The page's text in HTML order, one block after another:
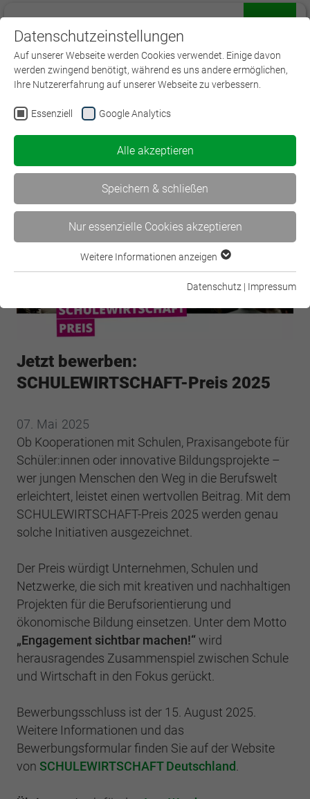
< Wir lernen von- und…
Deutschlands Azubis in besten… >
Jetzt bewerben:
SCHULEWIRTSCHAFT-Preis 2025
07. Mai 2025
Ob Kooperationen mit Schulen, Praxisangebote für
Schüler:innen oder innovative Bildungsprojekte –
wer jungen Menschen den Weg in die Berufswelt
erleichtert, leistet einen wertvollen Beitrag. Mit dem
SCHULEWIRTSCHAFT-Preis 2025 werden genau
solche Initiativen ausgezeichnet.
Der Preis würdigt Unternehmen, Schulen und
Netzwerke, die sich mit kreativen und nachhaltigen
Projekten für die Berufsorientierung und
ökonomische Bildung einsetzen. Unter dem Motto
„Engagement sichtbar machen!“wird
herausragendes Zusammenspiel zwischen Schule
und Wirtschaft in den Fokus gerückt.
Bewerbungsschluss ist der 15. August 2025.
Weitere Informationen und das
Bewerbungsformular finden Sie auf der Website
von SCHULEWIRTSCHAFT Deutschland.
Datenschutzeinstellungen
Auf unserer Webseite werden Cookies verwendet. Einige davon
werden zwingend benötigt, während es uns andere ermöglichen,
Ihre Nutzererfahrung auf unserer Webseite zu verbessern.
Essenziell Google Analytics
Alle akzeptieren
Speichern & schließen
Nur essenzielle Cookies akzeptieren
Essenzielle Cookies werden für grundlegende Funktionen der
Webseite einwandfrei funktioniert.
Dieses Cookie wird verwendet, um Ihre
Cookie-Einstellungen für diese Website zu
speichern.
Name SgCookieOptin.lastPreferences
Laufzeit 1 Jahr
Zweck
Dieser Wert speichert Ihre Consent-
Einstellungen. Unter anderem eine zufällig
generierte ID, für die historische
Speicherung Ihrer vorgenommen
Einstellungen, falls der Webseiten-Betreiber
dies eingestellt hat.
Name fe_typo3_user
Anbieter BWV Hamburg
Google Analytics
Anbieter Google Analytics
Laufzeit 2 Jahre
Zweck
Registriert eine eindeutige ID, die verwendet
wird, um statistische Daten dazu, wie der
Besucher die Website nutzt, zu generieren.
Name _ga_#
Anbieter
Laufzeit 2 Jahre
Sammelt Daten dazu, wie oft ein Benutzer
den ersten und letzten Besuch. Von Google
Name _gid
Weitere Informationen anzeigen
Datenschutz | Impressum